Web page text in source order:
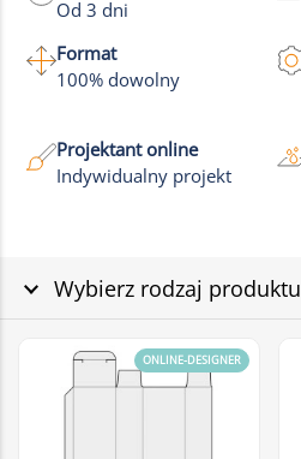
Od 3 dni
Format
100% dowolny
Projektant online
Indywidualny projekt
Wybierz rodzaj produktu
ONLINE-DESIGNER